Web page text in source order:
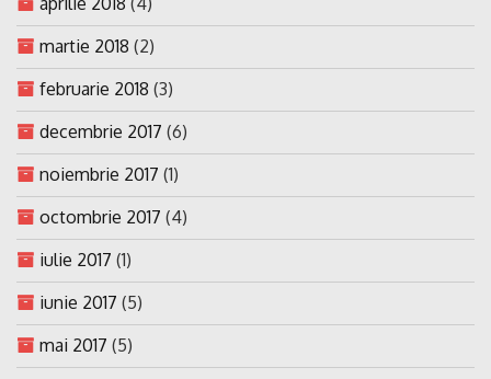
martie 2018 (2)
februarie 2018 (3)
decembrie 2017 (6)
noiembrie 2017 (1)
octombrie 2017 (4)
iulie 2017 (1)
iunie 2017 (5)
mai 2017 (5)